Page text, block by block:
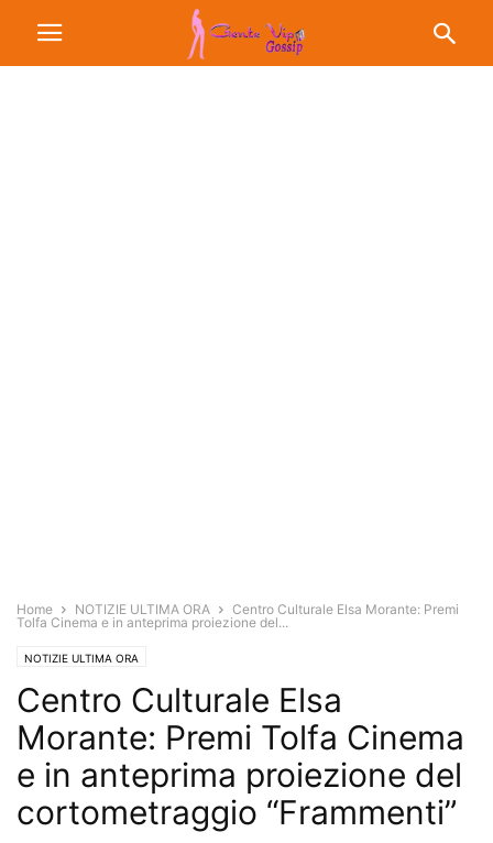
Home NOTIZIE ULTIMA ORA
Centro Culturale Elsa Morante: Premi
Tolfa Cinema e in anteprima proiezione del...
NOTIZIE ULTIMA ORA
Centro Culturale Elsa
Morante: Premi Tolfa Cinema
e in anteprima proiezione del
cortometraggio “Frammenti”